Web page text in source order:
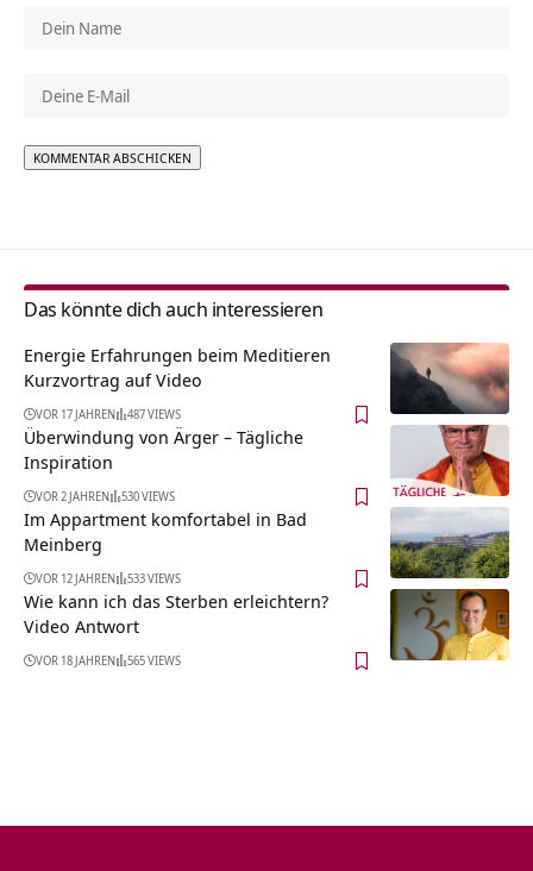
Das könnte dich auch interessieren
Energie Erfahrungen beim Meditieren
Kurzvortrag auf Video
VOR 17 JAHREN 487 VIEWS
Überwindung von Ärger – Tägliche
Inspiration
VOR 2 JAHREN 530 VIEWS
Im Appartment komfortabel in Bad
Meinberg
VOR 12 JAHREN 533 VIEWS
Wie kann ich das Sterben erleichtern?
Video Antwort
VOR 18 JAHREN 565 VIEWS